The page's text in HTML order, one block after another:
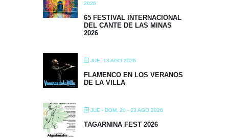
2026
65 FESTIVAL INTERNACIONAL
DEL CANTE DE LAS MINAS
2026
JUE, 13 AGO 2026
FLAMENCO EN LOS VERANOS
DE LA VILLA
JUE - DOM, 20 - 23 AGO 2026
TAGARNINA FEST 2026